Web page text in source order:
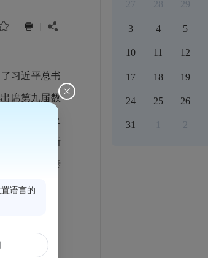
 
习近平总书
席第九届数
精神，以及
建省兴盛新
并购区安泰
事宜。
27 28 29
3 4 5
10 11 12
17 18 19
24 25 26
31 2
语言的